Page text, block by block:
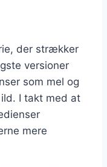
der strækker
versioner
som mel og
I takt med at
mere